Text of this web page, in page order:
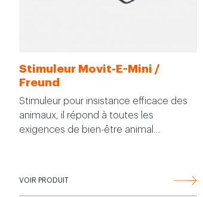
Stimuleur Movit-E-Mini /
Freund
Stimuleur pour insistance efficace des
animaux, il répond à toutes les
exigences de bien-être animal…
VOIR PRODUIT